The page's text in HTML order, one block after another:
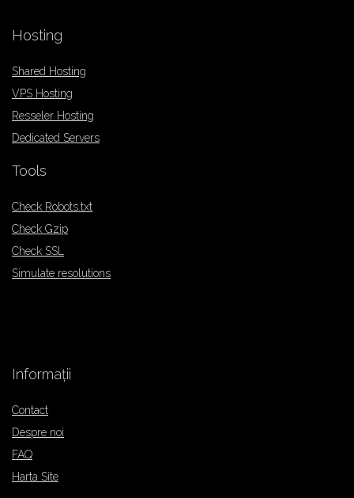
Hosting
Shared Hosting
VPS Hosting
Resseler Hosting
Dedicated Servers
Tools
Check Robots.txt
Check Gzip
Check SSL
Simulate resolutions
Informații
Contact
Despre noi
FAQ
Harta Site